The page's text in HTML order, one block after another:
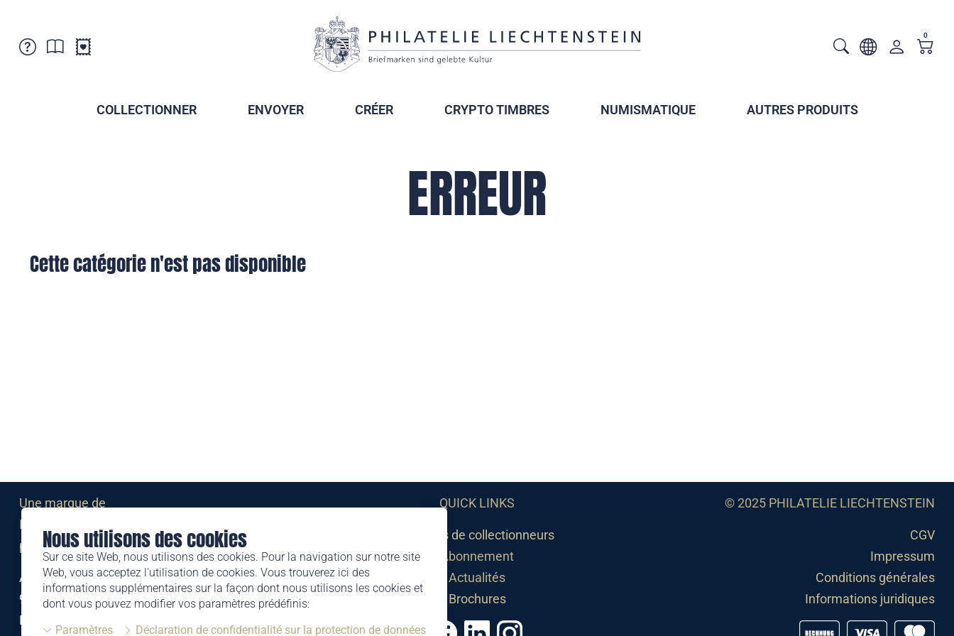
Nous utilisons des cookies
Sur ce site Web, nous utilisons des cookies. Pour la navigation sur notre site
Web, vous acceptez l'utilisation de cookies. Vous trouverez ici des
informations supplémentaires sur la façon dont nous utilisons les cookies et
dont vous pouvez modifier vos paramètres prédéfinis:
Paramètres
Déclaration de confidentialité sur la protection de données
Points de vente
Abonnement
0
COLLECTIONNER ENVOYER CRÉER CRYPTO TIMBRES NUMISMATIQUE AUTRES PRODUITS
ERREUR
Cette catégorie n'est pas disponible
Une marque de
Liechtensteinischen Post AG
post.li
Alte Zollstrasse 11
9494 Schaan
Liechtenstein
QUICK LINKS
Sociétés de collectionneurs
Abonnement
Actualités
Brochures
© 2025 PHILATELIE LIECHTENSTEIN
CGV
Impressum
Conditions générales
Informations juridiques